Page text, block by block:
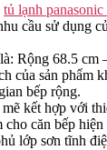
tủ lạnh
cầu sử dụng
Rộng 68.5 cm
của sản phẩm
bếp rộng.
mẽ kết hợp với
căn bếp hiện
lớp sơn tĩnh